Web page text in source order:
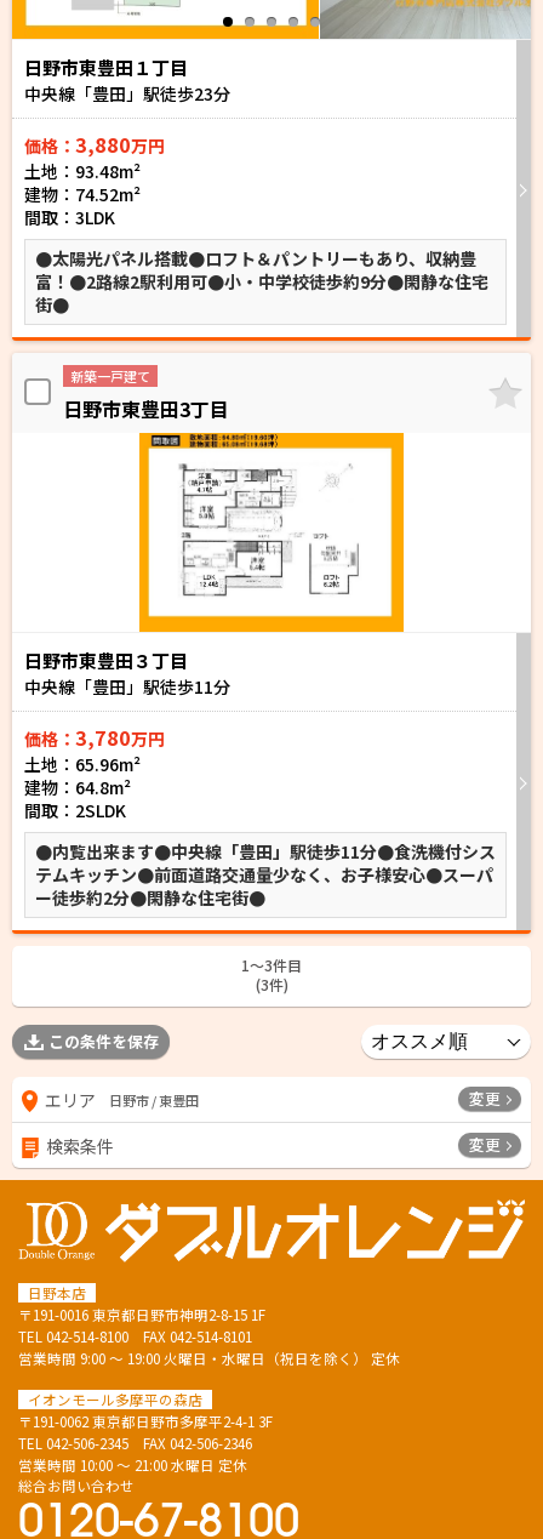
日野市東豊田１丁目
中央線「豊田」駅徒歩23分
価格： 3,880万円
土地：93.48m²
建物：74.52m²
間取：3LDK
●太陽光パネル搭載●ロフト＆パントリーもあり、収納豊
富！●2路線2駅利用可●小・中学校徒歩約9分●閑静な住宅
街●
新築一戸建て
日野市東豊田3丁目
日野市東豊田３丁目
中央線「豊田」駅徒歩11分
価格： 3,780万円
土地：65.96m²
建物：64.8m²
間取：2SLDK
●内覧出来ます●中央線「豊田」駅徒歩11分●食洗機付シス
テムキッチン●前面道路交通量少なく、お子様安心●スーパ
ー徒歩約2分●閑静な住宅街●
1〜3件目
(3件)
この条件を保存
エリア 日野市 / 東豊田 変更
検索条件 変更
日野本店
〒191-0016 東京都日野市神明2-8-15 1F
TEL 042-514-8100 FAX 042-514-8101
営業時間 9:00 ～ 19:00 火曜日・水曜日（祝日を除く） 定休
イオンモール多摩平の森店
〒191-0062 東京都日野市多摩平2-4-1 3F
TEL 042-506-2345 FAX 042-506-2346
営業時間 10:00 ～ 21:00 水曜日 定休
総合お問い合わせ
0120-67-8100